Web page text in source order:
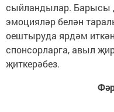
сыйландылар. Барысы
эмоцияләр белән
оештыруда ярдәм
спонсорларга, авыл
җиткерәбез.